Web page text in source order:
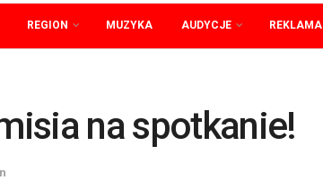
REGION MUZYKA AUDYCJE REKLAMA
na spotkanie!